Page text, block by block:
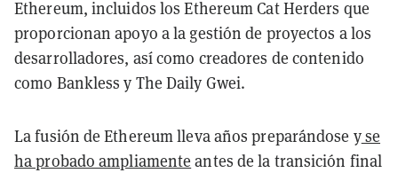
Ethereum, incluidos los Ethereum Cat Herders que
proporcionan apoyo a la gestión de proyectos a los
desarrolladores, así como creadores de contenido
como Bankless y The Daily Gwei.
La fusión de Ethereum lleva años preparándose yse
ha probado ampliamente antes de la transición final